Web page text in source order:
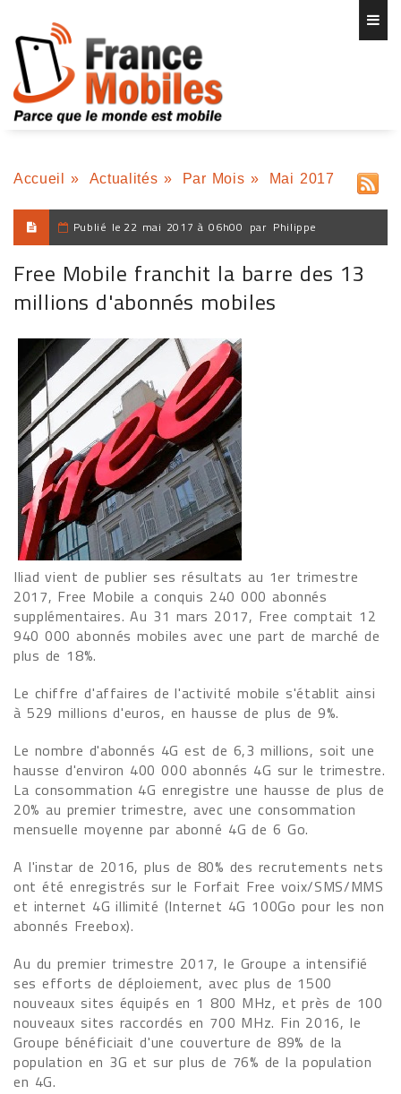
Accueil » Actualités » Par Mois » Mai 2017
Publié le 22 mai 2017 à 06h00 par Philippe
Free Mobile franchit la barre des 13
millions d'abonnés mobiles
Iliad vient de publier ses résultats au 1er trimestre
2017, Free Mobile a conquis 240 000 abonnés
supplémentaires. Au 31 mars 2017, Free comptait 12
940 000 abonnés mobiles avec une part de marché de
plus de 18%.
Le chiffre d'affaires de l'activité mobile s'établit ainsi
à 529 millions d'euros, en hausse de plus de 9%.
Le nombre d'abonnés 4G est de 6,3 millions, soit une
hausse d'environ 400 000 abonnés 4G sur le trimestre.
La consommation 4G enregistre une hausse de plus de
20% au premier trimestre, avec une consommation
mensuelle moyenne par abonné 4G de 6 Go.
A l'instar de 2016, plus de 80% des recrutements nets
ont été enregistrés sur le Forfait Free voix/SMS/MMS
et internet 4G illimité (Internet 4G 100Go pour les non
abonnés Freebox).
Au du premier trimestre 2017, le Groupe a intensifié
ses efforts de déploiement, avec plus de 1500
nouveaux sites équipés en 1 800 MHz, et près de 100
nouveaux sites raccordés en 700 MHz. Fin 2016, le
Groupe bénéficiait d'une couverture de 89% de la
population en 3G et sur plus de 76% de la population
en 4G.